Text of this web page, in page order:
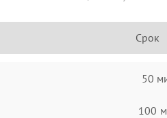
Срок
50
100